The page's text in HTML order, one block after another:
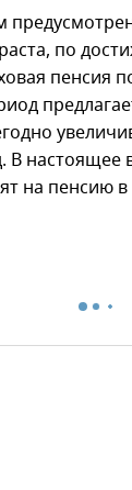
по
пенсия
В настоящее
на пенсию